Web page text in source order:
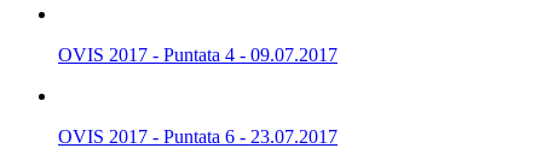
OVIS 2017 - Puntata 4 - 09.07.2017
OVIS 2017 - Puntata 6 - 23.07.2017